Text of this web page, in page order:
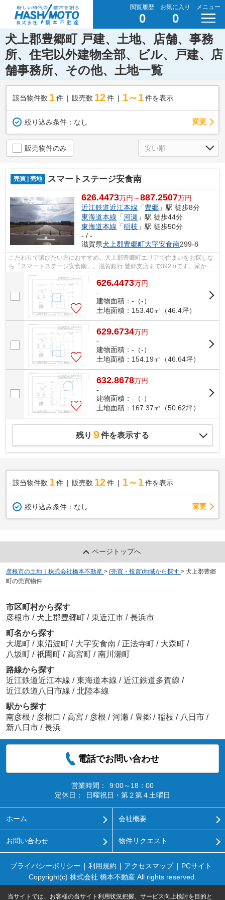
閲覧履歴
0
お気に入り
0
メニュー
犬上郡豊郷町 戸建、土地、店舗、事務
所、住宅以外建物全部、ビル、戸建、店
舗事務所、その他、土地一覧
該当物件数 1件 販売数 12 件 1～1 件を表示
絞り込み条件： なし 変更
販売物件のみ
売買 | 売地 スマートステージ安食南
626.4473万円～887.2507万円
近江鉄道近江本線 「豊郷 」駅 徒歩8分
東海道本線 「河瀬 」駅 徒歩44分
東海道本線 「稲枝 」駅 徒歩50分
- / -
滋賀県犬上郡豊郷町大字安食南299-8
こだわりで選びたい方におすすめ。犬上郡豊郷町エリアで住まいをお探しな
ら「スマートステージ安食南」。滋賀銀行 豊郷支店まで392mです。家から
168mの場所には豊郷町役場があります。...
626.4473万円
-
建物面積：-（-）
土地面積：153.40㎡（46.4坪）
629.6734万円
-
建物面積：-（-）
土地面積：154.19㎡（46.64坪）
632.8678万円
-
建物面積：-（-）
土地面積：167.37㎡（50.62坪）
残り 9件を表示する
該当物件数 1件 販売数 12 件 1～1 件を表示
絞り込み条件： なし 変更
ページトップへ
彦根市の土地｜株式会社橋本不動産 > (売買・投資)地域から探す > 犬上郡豊郷
町の売買物件
市区町村から探す
彦根市 / 犬上郡豊郷町 / 東近江市 / 長浜市
町名から探す
大堀町 / 東沼波町 / 大字安食南 / 正法寺町 / 大森町 /
八坂町 / 祇園町 / 高宮町 / 南川瀬町
路線から探す
近江鉄道近江本線 / 東海道本線 / 近江鉄道多賀線 /
近江鉄道八日市線 / 北陸本線
駅から探す
南彦根 / 彦根口 / 高宮 / 彦根 / 河瀬 / 豊郷 / 稲枝 / 八日市 /
新八日市 / 長浜
電話でお問い合わせ
営業時間：
9:00～18：00
定休日：
日曜祝日・第２第４土曜日
ホーム 会社概要
お問い合わせ 物件リクエスト
プライバシーポリシー 利用規約 アクセスマップ
PCサイト
Copyright(c) 株式会社 橋本不動産 All rights reserved.
当サイトでは、お客様の当サイト利用状況把握、サービス向上検討を目的と